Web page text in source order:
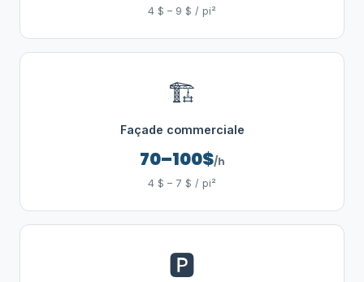
4 $ – 9 $ / pi²
🏗️
Façade commerciale
70–100$/h
4 $ – 7 $ / pi²
🅿️